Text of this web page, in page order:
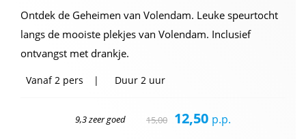
Ontdek de Geheimen van Volendam. Leuke speurtocht
langs de mooiste plekjes van Volendam. Inclusief
ontvangst met drankje.
Vanaf2 pers Duur 2 uur
9,3 zeer goed 15,00 12,50 p.p.